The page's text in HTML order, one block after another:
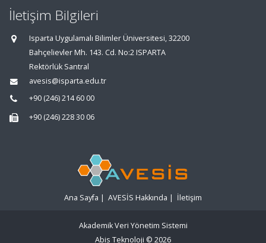
İletişim Bilgileri
Isparta Uygulamalı Bilimler Üniversitesi, 32200
Bahçelievler Mh. 143. Cd. No:2 ISPARTA
Rektörlük Santral
avesis@isparta.edu.tr
+90 (246) 214 60 00
+90 (246) 228 30 06
Ana Sayfa | AVESİS Hakkında | İletişim
Akademik Veri Yönetim Sistemi
Abis Teknoloji © 2026